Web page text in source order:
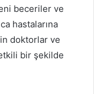
beceriler ve
hastalarına
doktorlar ve
bir şekilde